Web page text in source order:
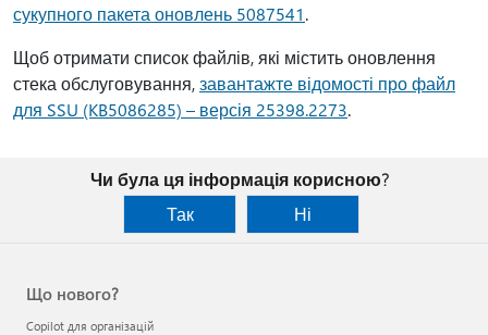
сукупного пакета оновлень 5087541.
Щоб отримати список файлів, які містить оновлення
стека обслуговування,завантажте відомості про файл
для SSU (KB5086285) – версія 25398.2273.
Чи була ця інформація корисною?
Так
Ні
Що нового?
Copilot для організацій